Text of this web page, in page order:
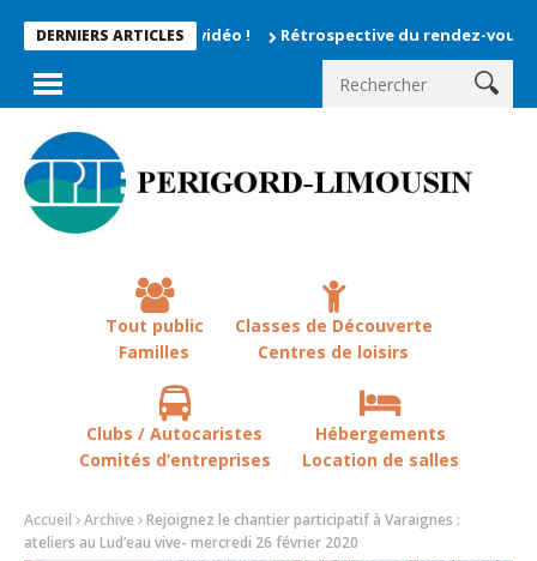
DERNIERS ARTICLES
enregistrés en vidéo ! Rétrospective du rendez-vous la
Tout public
Familles
Classes de Découverte
Centres de loisirs
Clubs / Autocaristes
Comités d’entreprises
Hébergements
Location de salles
Accueil Archive
Rejoignez le chantier participatif à Varaignes :
ateliers au Lud’eau vive- mercredi 26 février 2020